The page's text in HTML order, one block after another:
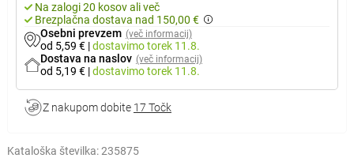
Na zalogi 20 kosov ali več
Brezplačna dostava nad 150,00 €
Osebni prevzem (več informacij)
od 5,59 € |dostavimotorek 11.8.
Dostava na naslov (več informacij)
od 5,19 € |dostavimotorek 11.8.
Z nakupom dobite 17 Točk
Kataloška številka:235875